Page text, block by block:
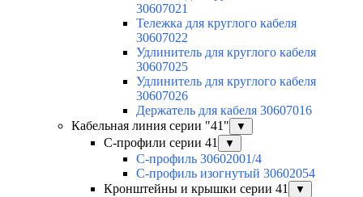
30607021
Тележка для круглого кабеля
30607022
Удлинитель для круглого кабеля
30607025
Удлинитель для круглого кабеля
30607026
Держатель для кабеля 30607016
Кабельная линия серии "41"
▼
С-профили серии 41 ▼
С-профиль 30602001/4
С-профиль изогнутый 30602054
Кронштейны и крышки серии 41
▼